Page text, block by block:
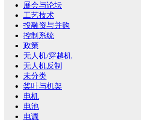
展会与论坛
工艺技术
投融资与并购
控制系统
政策
无人机/穿越机
无人机反制
未分类
桨叶与机架
电机
电池
电调